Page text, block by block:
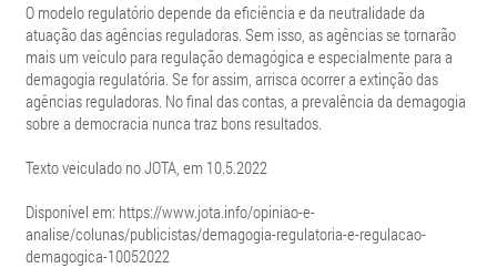
O modelo regulatório depende da eficiência e da neutralidade da
atuação das agências reguladoras. Sem isso, as agências se tornarão
mais um veículo para regulação demagógica e especialmente para a
demagogia regulatória. Se for assim, arrisca ocorrer a extinção das
agências reguladoras. No final das contas, a prevalência da demagogia
sobre a democracia nunca traz bons resultados.
Texto veiculado no JOTA, em 10.5.2022
Disponível em: https://www.jota.info/opiniao-e-
analise/colunas/publicistas/demagogia-regulatoria-e-regulacao-
demagogica-10052022